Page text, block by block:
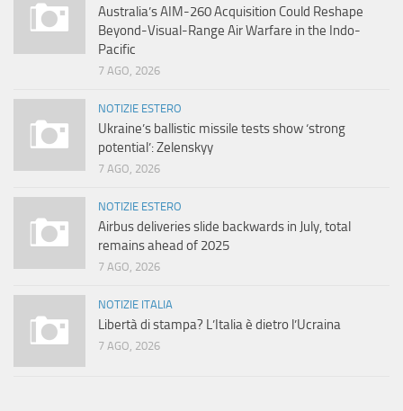
Australia’s AIM-260 Acquisition Could Reshape
Beyond-Visual-Range Air Warfare in the Indo-
Pacific
7 AGO, 2026
NOTIZIE ESTERO
Ukraine’s ballistic missile tests show ‘strong
potential’: Zelenskyy
7 AGO, 2026
NOTIZIE ESTERO
Airbus deliveries slide backwards in July, total
remains ahead of 2025
7 AGO, 2026
NOTIZIE ITALIA
Libertà di stampa? L’Italia è dietro l’Ucraina
7 AGO, 2026